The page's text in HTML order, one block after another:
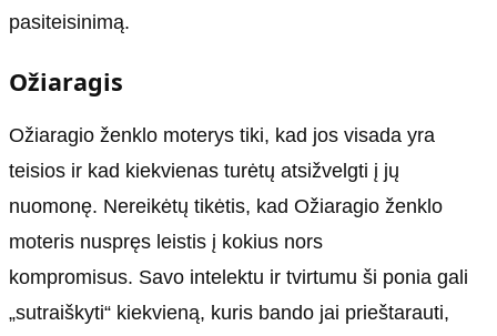
pasiteisinimą.
Ožiaragis
Ožiaragio ženklo moterys tiki, kad jos visada yra
teisios ir kad kiekvienas turėtų atsižvelgti į jų
nuomonę. Nereikėtų tikėtis, kad Ožiaragio ženklo
moteris nuspręs leistis į kokius nors
kompromisus. Savo intelektu ir tvirtumu ši ponia gali
„sutraiškyti“ kiekvieną, kuris bando jai prieštarauti,